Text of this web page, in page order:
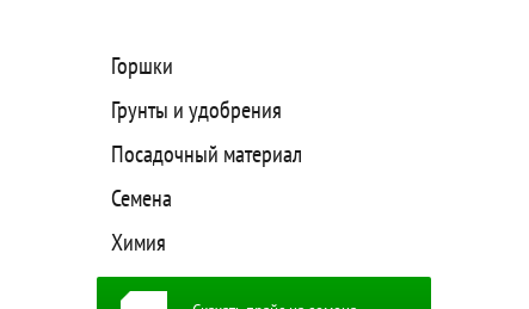
Горшки
Грунты и удобрения
Посадочный материал
Семена
Химия